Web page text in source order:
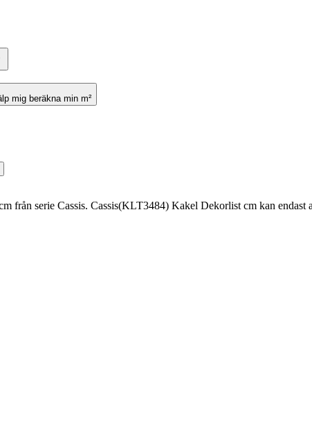
mig beräkna min m²
från serie Cassis. Cassis(KLT3484) Kakel Dekorlist cm kan